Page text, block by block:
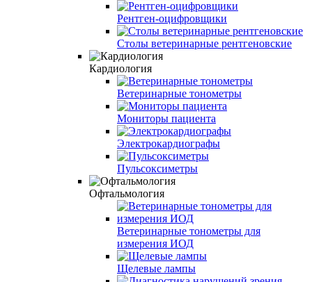
Рентген-оцифровщики
Столы ветеринарные рентгеновские
Кардиология
Ветеринарные тонометры
Мониторы пациента
Электрокардиографы
Пульсоксиметры
Офтальмология
Ветеринарные тонометры для
измерения ИОД
Щелевые лампы